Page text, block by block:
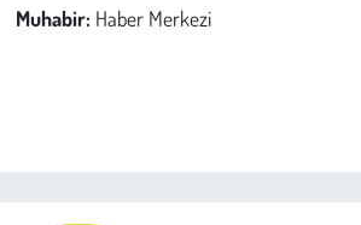
Muhabir: Haber Merkezi